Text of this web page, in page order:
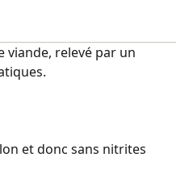
viande, relevé par un
et donc sans nitrites